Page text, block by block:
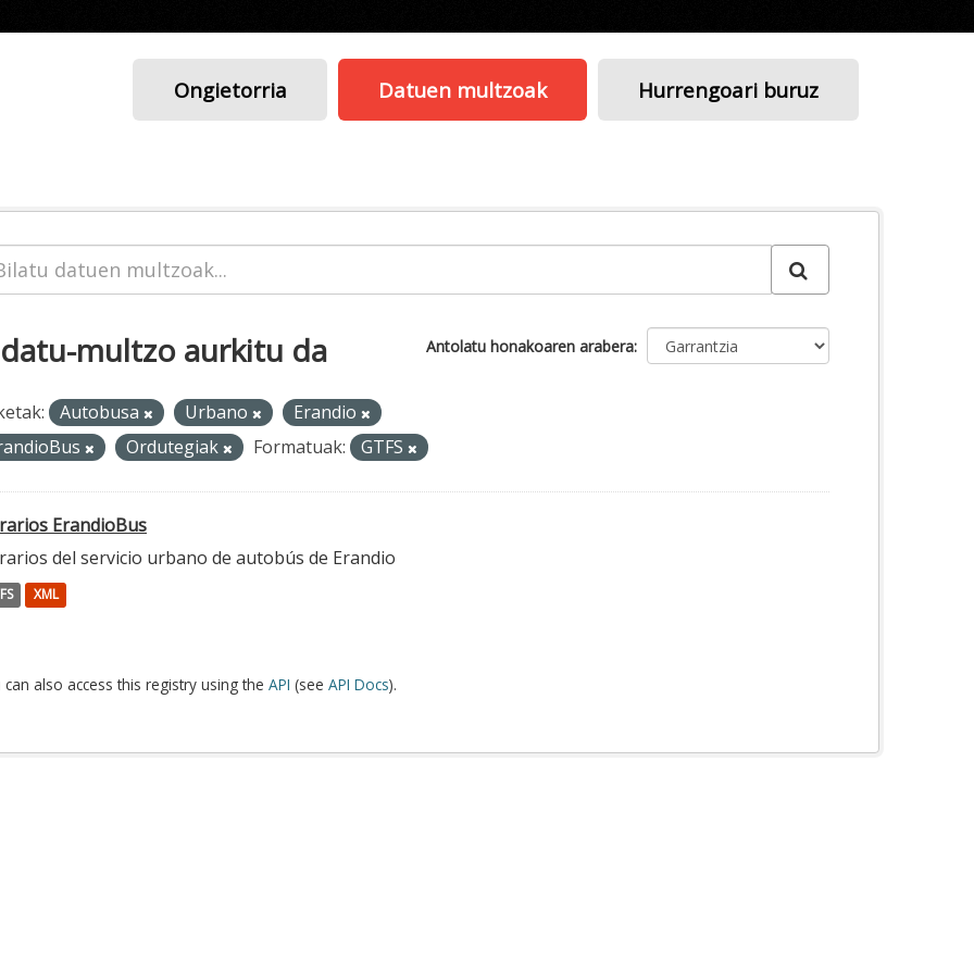
Ongietorria Datuen multzoak Hurrengoari buruz
Antolatu honakoaren arabera
multzo aurkitu da
Autobusa Urbano
Erandio
Ordutegiak Formatuak: GTFS
ErandioBus
del servicio urbano de autobús de Erandio
XML
can also access this registry using the API (see API Docs).